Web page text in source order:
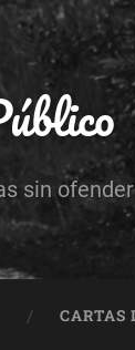
sin
CARTAS